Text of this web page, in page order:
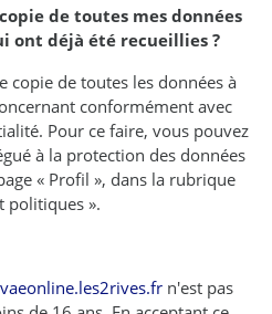
de toutes mes données
ont déjà été recueillies ?
copie de toutes les données à
conformément avec
Pour ce faire, vous pouvez
à la protection des données
« Profil », dans la rubrique
politiques ».
n'est pas